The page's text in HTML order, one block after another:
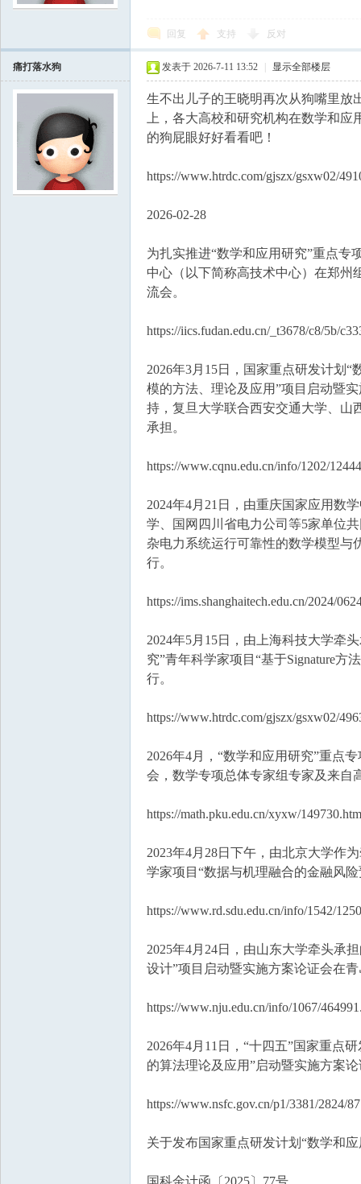
回复 支持 反对
痛打落水狗 发表于 2026-7-11 13:52 显示全部楼层
生不出儿子的王晓明再次从狗嘴里放
上，各大高校和研究机构在数学和
的狗屁眼好好看看吧！
https://www.htrdc.com/gjszx/gsxw02/
2026-02-28
为扎实推进“数学和应用研究”重点专
中心（以下简称高技术中心）在郑州
流会。
https://iics.fudan.edu.cn/_t3678/c8/5b/
2026年3月15日，国家重点研发计划
模的方法、理论及应用”项目启动暨
持，复旦大学联合西安交通大学、山
承担。
https://www.cqnu.edu.cn/info/1202/
2024年4月21日，由重庆国家应用数
学、国网四川省电力公司等5家单位
杂电力系统运行可靠性的数学模型与
行。
https://ims.shanghaitech.edu.cn/2024/
2024年5月15日，由上海科技大学牵
究”青年科学家项目“基于Signature
行。
https://www.htrdc.com/gjszx/gsxw02/
2026年4月，“数学和应用研究”重点
会，数学专项总体专家组专家及来自
https://math.pku.edu.cn/xyxw/149730.htm
2023年4月28日下午，由北京大学作
学家项目“数据与机理融合的金融风
https://www.rd.sdu.edu.cn/info/1542/
2025年4月24日，由山东大学牵头承
设计”项目启动暨实施方案论证会在
https://www.nju.edu.cn/info/1067/
2026年4月11日，“十四五”国家重点
的算法理论及应用”启动暨实施方案
https://www.nsfc.gov.cn/p1/3381/2824/
关于发布国家重点研发计划“数学和
国科金计函〔2025〕77号